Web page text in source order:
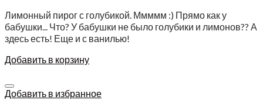
Лимонный пирог с голубикой. Ммммм :) Прямо как у
бабушки... Что? У бабушки не было голубики и лимонов?? А
здесь есть! Еще и с ванилью!
Добавить в корзину
Добавить в избранное